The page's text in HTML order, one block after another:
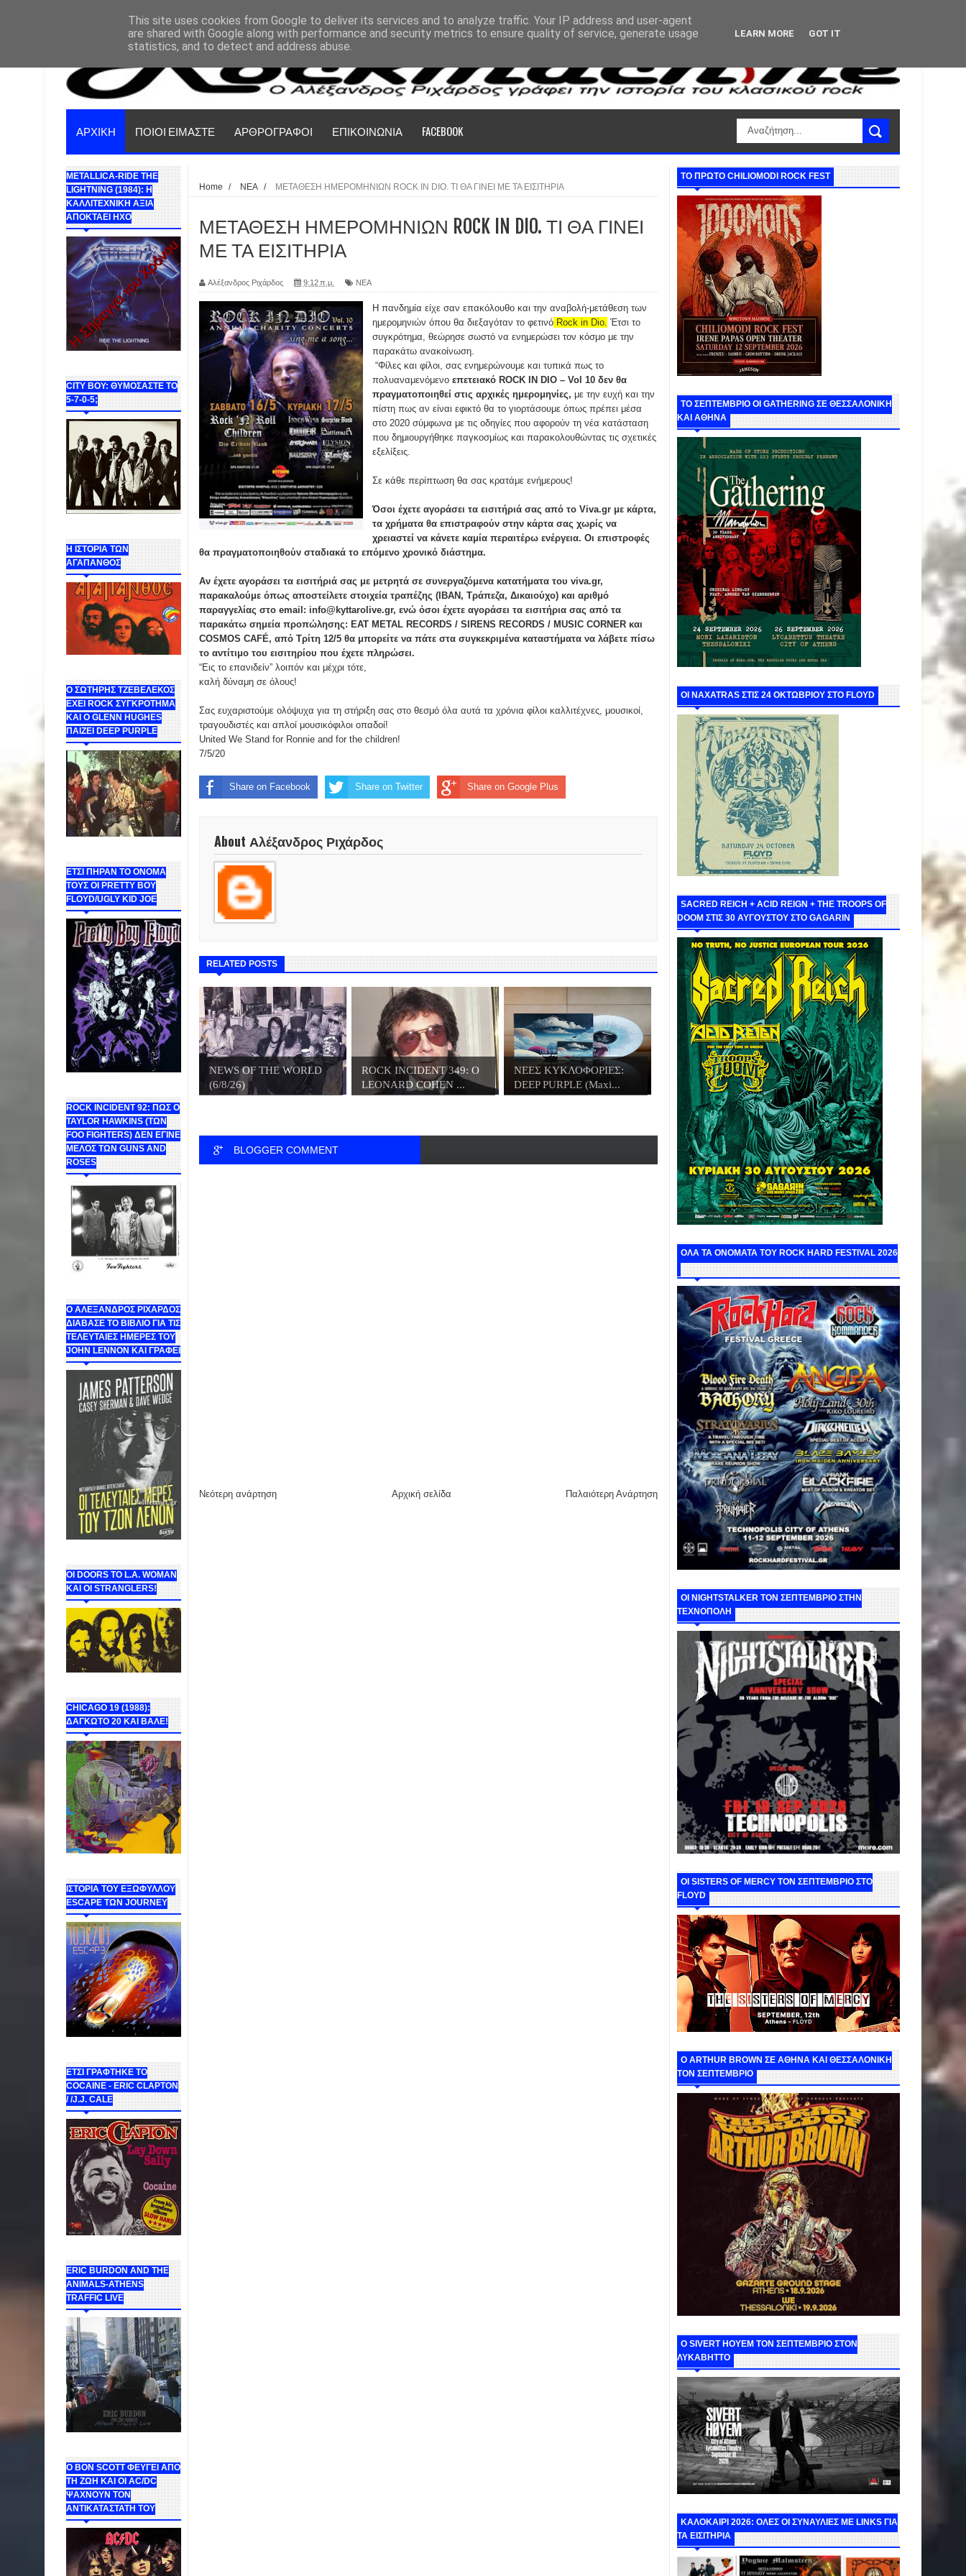
ΑΡΧΙΚΗ ΠΟΙΟΙ ΕΙΜΑΣΤΕ ΑΡΘΡΟΓΡΑΦΟΙ ΕΠΙΚΟΙΝΩΝΙΑ FACEBOOK
METALLICA-RIDE THE
LIGHTNING (1984): Η
ΚΑΛΛΙΤΕΧΝΙΚΗ ΑΞΙΑ
ΑΠΟΚΤΑΕΙ ΗΧΟ
CITY BOY: ΘΥΜΟΣΑΣΤΕ ΤΟ
5-7-0-5;
Η ΙΣΤΟΡΙΑ ΤΩΝ
ΑΓΑΠΑΝΘΟΣ
Ο ΣΩΤΗΡΗΣ ΤΖΕΒΕΛΕΚΟΣ
ΕΧΕΙ ROCK ΣΥΓΚΡΟΤΗΜΑ
ΚΑΙ Ο GLENN HUGHES
ΠΑΙΖΕΙ DEEP PURPLE
ΕΤΣΙ ΠΗΡΑΝ ΤΟ ΟΝΟΜΑ
ΤΟΥΣ ΟΙ PRETTY BOY
FLOYD/UGLY KID JOE
ROCK INCIDENT 92: ΠΩΣ Ο
TAYLOR HAWKINS (ΤΩΝ
FOO FIGHTERS) ΔΕΝ ΕΓΙΝΕ
ΜΕΛΟΣ ΤΩΝ GUNS AND
ROSES
Ο ΑΛΕΞΑΝΔΡΟΣ ΡΙΧΑΡΔΟΣ
ΔΙΑΒΑΣΕ ΤΟ ΒΙΒΛΙΟ ΓΙΑ ΤΙΣ
ΤΕΛΕΥΤΑΙΕΣ ΗΜΕΡΕΣ ΤΟΥ
JOHN LENNON ΚΑΙ ΓΡΑΦΕΙ
ΟΙ DOORS ΤΟ L.A. WOMAN
KAI OI STRANGLERS!
CHICAGO 19 (1988):
ΔΑΓΚΩΤΟ 20 ΚΑΙ ΒΑΛΕ!
ΙΣΤΟΡΙΑ ΤΟΥ ΕΞΩΦΥΛΛΟΥ
ESCAPE ΤΩΝ JOURNEY
ΕΤΣΙ ΓΡΑΦΤΗΚΕ ΤΟ
COCAINE - ERIC CLAPTON
/ /J.J. CALE
ERIC BURDON AND THE
ANIMALS-ATHENS
TRAFFIC LIVE
Ο BON SCOTT ΦΕΥΓΕΙ ΑΠΟ
ΤΗ ΖΩΗ ΚΑΙ ΟΙ AC/DC
ΨΑΧΝΟΥΝ ΤΟΝ
ΑΝΤΙΚΑΤΑΣΤΑΤΗ ΤΟΥ
Home / ΝΕΑ / ΜΕΤΑΘΕΣΗ ΗΜΕΡΟΜΗΝΙΩΝ ROCK IN DIO. ΤΙ ΘΑ ΓΙΝΕΙ ΜΕ ΤΑ ΕΙΣΙΤΗΡΙΑ
ΜΕΤΑΘΕΣΗ ΗΜΕΡΟΜΗΝΙΩΝ ROCK IN DIO. ΤΙ ΘΑ ΓΙΝΕΙ
ΜΕ ΤΑ ΕΙΣΙΤΗΡΙΑ
Αλέξανδρος Ριχάρδος 9:12 π.μ. ΝΕΑ
Η πανδημία είχε σαν επακόλουθο και την αναβολή-μετάθεση των
ημερομηνιών όπου θα διεξαγόταν το φετινό Rock in Dio. Έτσι το
συγκρότημα, θεώρησε σωστό να ενημερώσει τον κόσμο με την
παρακάτω ανακοίνωση.
“Φίλες και φίλοι, σας ενημερώνουμε και τυπικά πως το
πολυαναμενόμενο επετειακό ROCK IN DIO – Vol 10 δεν θα
πραγματοποιηθεί στις αρχικές ημερομηνίες, με την ευχή και την
πίστη πως αν είναι εφικτό θα το γιορτάσουμε όπως πρέπει μέσα
στο 2020 σύμφωνα με τις οδηγίες που αφορούν τη νέα κατάσταση
που δημιουργήθηκε παγκοσμίως και παρακολουθώντας τις σχετικές
εξελίξεις.
Σε κάθε περίπτωση θα σας κρατάμε ενήμερους!
Όσοι έχετε αγοράσει τα εισιτήριά σας από το Viva.gr με κάρτα,
τα χρήματα θα επιστραφούν στην κάρτα σας χωρίς να
χρειαστεί να κάνετε καμία περαιτέρω ενέργεια. Οι επιστροφές
θα πραγματοποιηθούν σταδιακά το επόμενο χρονικό διάστημα.
Αν έχετε αγοράσει τα εισιτήριά σας με μετρητά σε συνεργαζόμενα κατατήματα του viva.gr,
παρακαλούμε όπως αποστείλετε στοιχεία τραπέζης (IBAN, Τράπεζα, Δικαιούχο) και αριθμό
παραγγελίας στο email: info@kyttarolive.gr, ενώ όσοι έχετε αγοράσει τα εισιτήρια σας από τα
παρακάτω σημεία προπώλησης: EAT METAL RECORDS / SIRENS RECORDS / MUSIC CORNER και
COSMOS CAFÉ, από Τρίτη 12/5 θα μπορείτε να πάτε στα συγκεκριμένα καταστήματα να λάβετε πίσω
το αντίτιμο του εισιτηρίου που έχετε πληρώσει.
“Εις το επανιδείν” λοιπόν και μέχρι τότε,
καλή δύναμη σε όλους!
Σας ευχαριστούμε ολόψυχα για τη στήριξη σας στο θεσμό όλα αυτά τα χρόνια φίλοι καλλιτέχνες, μουσικοί,
τραγουδιστές και απλοί μουσικόφιλοι οπαδοί!
United We Stand for Ronnie and for the children!
7/5/20
Share on Facebook Share on Twitter Share on Google Plus
About Αλέξανδρος Ριχάρδος
RELATED POSTS
NEWS OF THE WORLD
(6/8/26)
ROCK INCIDENT 349: O
LEONARD COHEN ...
ΝΕΕΣ ΚΥΚΛΟΦΟΡΙΕΣ:
DEEP PURPLE (Maxi...
BLOGGER COMMENT
Νεότερη ανάρτηση Παλαιότερη Ανάρτηση
Αρχική σελίδα
ΤΟ ΠΡΩΤΟ CHILIOMODI ROCK FEST
ΤΟ ΣΕΠΤΕΜΒΡΙΟ ΟΙ GATHERING ΣΕ ΘΕΣΣΑΛΟΝΙΚΗ
ΚΑΙ ΑΘΗΝΑ
ΟΙ NAXATRAS ΣΤΙΣ 24 ΟΚΤΩΒΡΙΟΥ ΣΤΟ FLOYD
SACRED REICH + ACID REIGN + THE TROOPS OF
DOOM ΣΤΙΣ 30 ΑΥΓΟΥΣΤΟΥ ΣΤΟ GAGARIN
ΟΛΑ ΤΑ ΟΝΟΜΑΤΑ ΤΟΥ ROCK HARD FESTIVAL 2026
ΟΙ NIGHTSTALKER ΤΟΝ ΣΕΠΤΕΜΒΡΙΟ ΣΤΗΝ
ΤΕΧΝΟΠΟΛΗ
ΟΙ SISTERS OF MERCY ΤΟΝ ΣΕΠΤΕΜΒΡΙΟ ΣΤΟ
FLOYD
O ARTHUR BROWN ΣΕ ΑΘΗΝΑ ΚΑΙ ΘΕΣΣΑΛΟΝΙΚΗ
ΤΟΝ ΣΕΠΤΕΜΒΡΙΟ
Ο SIVERT HOYEM ΤΟΝ ΣΕΠΤΕΜΒΡΙΟ ΣΤΟΝ
ΛΥΚΑΒΗΤΤΟ
ΚΑΛΟΚΑΙΡΙ 2026: ΟΛΕΣ ΟΙ ΣΥΝΑΥΛΙΕΣ ΜΕ LINKS ΓΙΑ
ΤΑ ΕΙΣΙΤΗΡΙΑ
This site uses cookies from Google to deliver its services and to analyze traffic. Your IP address and user-agent
are shared with Google along with performance and security metrics to ensure quality of service, generate usage
statistics, and to detect and address abuse.
LEARN MORE GOT IT